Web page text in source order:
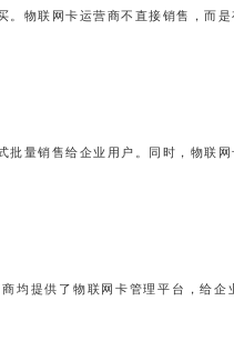
物联网卡运营商不直接销售，而是
量销售给企业用户。同时，物联
均提供了物联网卡管理平台，给